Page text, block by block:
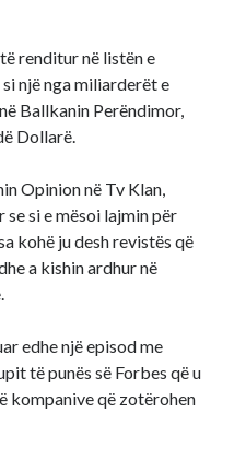
renditur në listën e
një nga miliarderët e
Ballkanin Perëndimor,
Dollarë.
Opinion në Tv Klan,
si e mësoi lajmin për
kohë ju desh revistës që
a kishin ardhur në
edhe një episod me
të punës së Forbes që u
kompanive që zotërohen